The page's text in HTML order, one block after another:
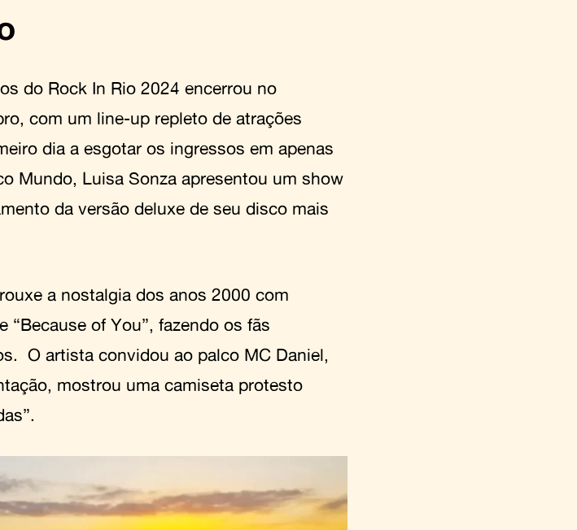
do Rock In Rio 2024 encerrou no
com um line-up repleto de atrações
dia a esgotar os ingressos em apenas
Mundo, Luisa Sonza apresentou um show
da versão deluxe de seu disco mais
a nostalgia dos anos 2000 com
“Because of You”, fazendo os fãs
O artista convidou ao palco MC Daniel,
mostrou uma camiseta protesto